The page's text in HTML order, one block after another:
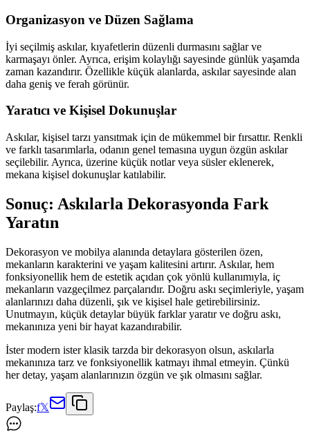
Organizasyon ve Düzen Sağlama
İyi seçilmiş askılar, kıyafetlerin düzenli durmasını sağlar ve
karmaşayı önler. Ayrıca, erişim kolaylığı sayesinde günlük yaşamda
zaman kazandırır. Özellikle küçük alanlarda, askılar sayesinde alan
daha geniş ve ferah görünür.
Yaratıcı ve Kişisel Dokunuşlar
Askılar, kişisel tarzı yansıtmak için de mükemmel bir fırsattır. Renkli
ve farklı tasarımlarla, odanın genel temasına uygun özgün askılar
seçilebilir. Ayrıca, üzerine küçük notlar veya süsler eklenerek,
mekana kişisel dokunuşlar katılabilir.
Sonuç: Askılarla Dekorasyonda Fark
Yaratın
Dekorasyon ve mobilya alanında detaylara gösterilen özen,
mekanların karakterini ve yaşam kalitesini artırır. Askılar, hem
fonksiyonellik hem de estetik açıdan çok yönlü kullanımıyla, iç
mekanların vazgeçilmez parçalarıdır. Doğru askı seçimleriyle, yaşam
alanlarınızı daha düzenli, şık ve kişisel hale getirebilirsiniz.
Unutmayın, küçük detaylar büyük farklar yaratır ve doğru askı,
mekanınıza yeni bir hayat kazandırabilir.
İster modern ister klasik tarzda bir dekorasyon olsun, askılarla
mekanınıza tarz ve fonksiyonellik katmayı ihmal etmeyin. Çünkü
her detay, yaşam alanlarınızın özgün ve şık olmasını sağlar.
Paylaş:f𝕏